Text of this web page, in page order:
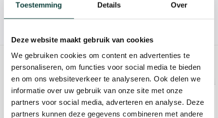
Toestemming Details Over
Deze website maakt gebruik van cookies
We gebruiken cookies om content en advertenties te
personaliseren, om functies voor social media te bieden
en om ons websiteverkeer te analyseren. Ook delen we
informatie over uw gebruik van onze site met onze
partners voor social media, adverteren en analyse. Deze
partners kunnen deze gegevens combineren met andere
GERELATEERDE PRODUCTEN